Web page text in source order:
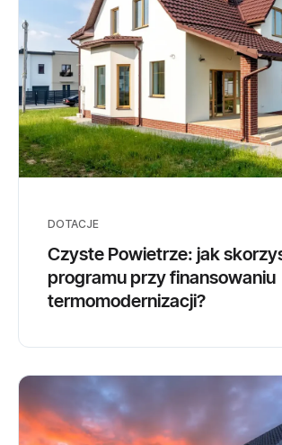
DOTACJE
Czyste Powietrze: jak
programu przy finansowaniu
termomodernizacji?